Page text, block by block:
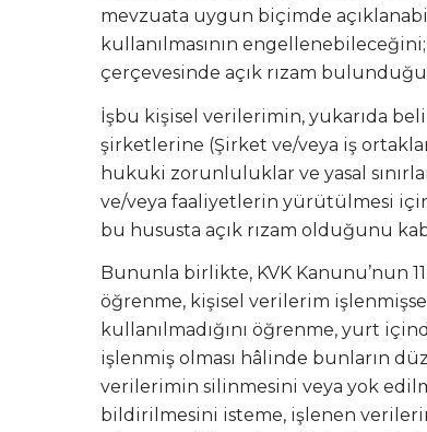
mevzuata uygun biçimde
kullanılmasının
çerçevesinde açık rızam
İşbu kişisel verilerimin, yukarıda
şirketlerine (Şirket ve/veya iş
hukuki zorunluluklar ve yasal
ve/veya faaliyetlerin yürütülmesi
bu hususta açık rızam olduğunu
Bununla birlikte, KVK Kanunu’nun
öğrenme, kişisel verilerim
kullanılmadığını öğrenme, yurt
işlenmiş olması hâlinde bunların
verilerimin silinmesini veya yok
bildirilmesini isteme, işlenen